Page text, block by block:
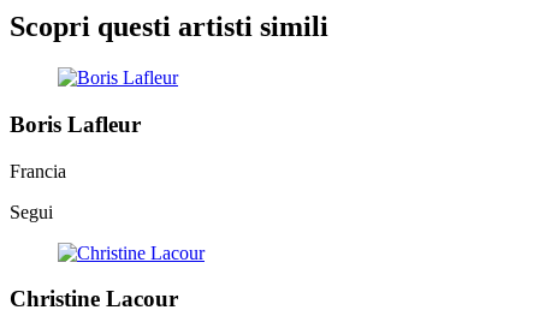
Scopri questi artisti simili
Boris Lafleur
Francia
Segui
Christine Lacour